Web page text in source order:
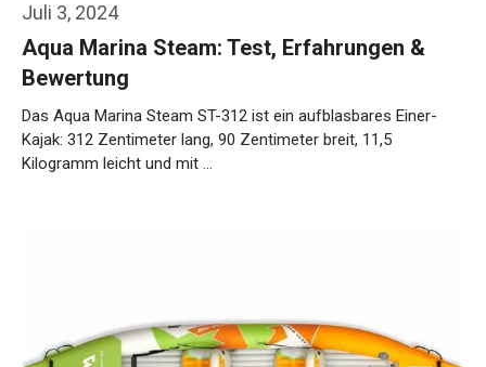
Juli 3, 2024
Aqua Marina Steam: Test, Erfahrungen &
Bewertung
Das Aqua Marina Steam ST-312 ist ein aufblasbares Einer-
Kajak: 312 Zentimeter lang, 90 Zentimeter breit, 11,5
Kilogramm leicht und mit …